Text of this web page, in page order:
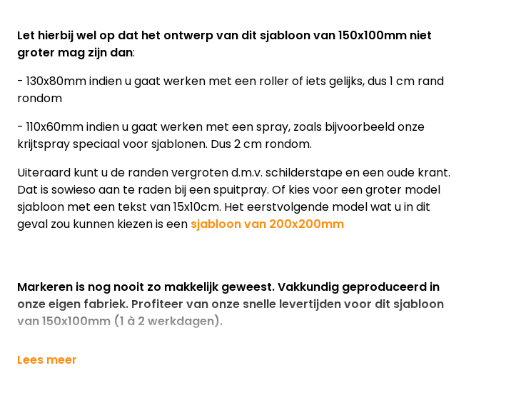
Let hierbij wel op dat het ontwerp van dit sjabloon van 150x100mm niet
groter mag zijn dan:
- 130x80mm indien u gaat werken met een roller of iets gelijks, dus 1 cm rand
rondom
- 110x60mm indien u gaat werken met een spray, zoals bijvoorbeeld onze
krijtspray speciaal voor sjablonen. Dus 2 cm rondom.
Uiteraard kunt u de randen vergroten d.m.v. schilderstape en een oude krant.
Dat is sowieso aan te raden bij een spuitpray. Of kies voor een groter model
sjabloon met een tekst van 15x10cm. Het eerstvolgende model wat u in dit
geval zou kunnen kiezen is een sjabloon van 200x200mm
Markeren is nog nooit zo makkelijk geweest. Vakkundig geproduceerd in
onze eigen fabriek. Profiteer van onze snelle levertijden voor dit sjabloon
van 150x100mm (1 à 2 werkdagen).
Lees meer